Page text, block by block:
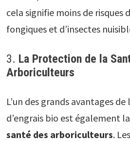
cela signifie moins de risques
fongiques et d’insectes
3. La Protection de la
Arboriculteurs
L’un des grands avantages
d’engrais bio est également la
santé des arboriculteurs.